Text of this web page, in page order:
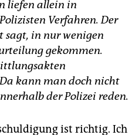
liefen allein in
Verfahren. Der
sagt, in nur wenigen
gekommen.
kann man doch nicht
der Polizei reden.
ist richtig. Ich